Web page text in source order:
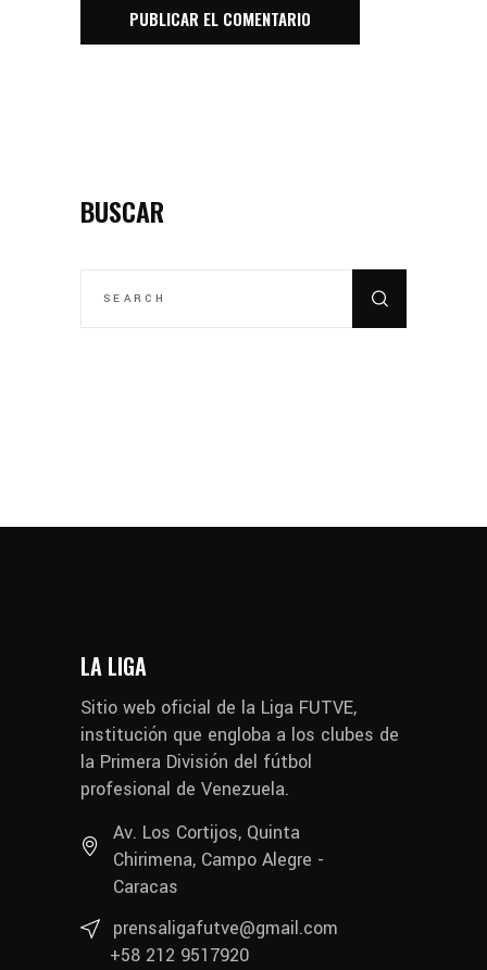
BUSCAR
LA LIGA
Sitio web oficial de la Liga FUTVE,
institución que engloba a los clubes de
la Primera División del fútbol
profesional de Venezuela.
Av. Los Cortijos, Quinta
Chirimena, Campo Alegre -
Caracas
prensaligafutve@gmail.com
+58 212 9517920